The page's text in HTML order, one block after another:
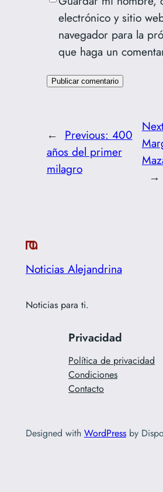
electrónico y sitio
navegador para la
que haga un
← Previous: 400
años del primer
milagro
→
Noticias Alejandrina
Noticias para ti.
Privacidad
Política de privacidad
Condiciones
Contacto
Designed with WordPressby